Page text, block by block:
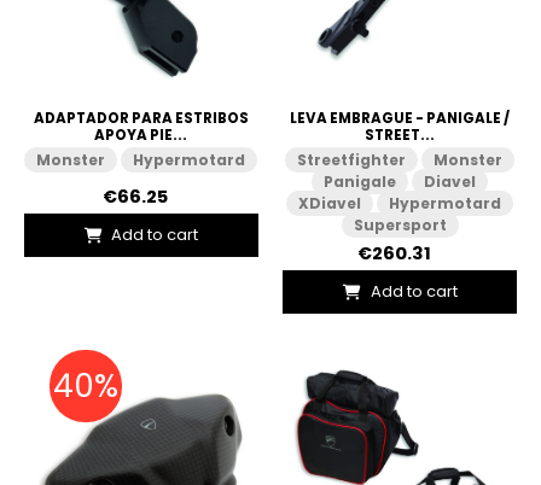
ADAPTADOR PARA ESTRIBOS
APOYA PIE...
Monster Hypermotard
€66.25
Add to cart
LEVA EMBRAGUE - PANIGALE /
STREET...
Streetfighter
Monster
Panigale
Diavel
XDiavel
Hypermotard
Supersport
€260.31
Add to cart
40%